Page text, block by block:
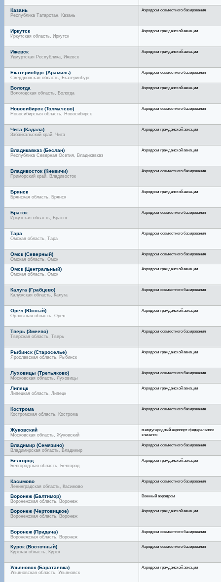
Казань
Республика Татарстан, Казань
Аэродром совместного базирования
Иркутск
Иркутская область, Иркутск
Аэродром гражданской авиации
Ижевск
Удмуртская Республика, Ижевск
Аэродром гражданской авиации
Екатеринбург (Арамиль)
Свердловская область, Екатеринбург
Аэродром совместного базирования
Вологда
Вологодская область, Вологда
Аэродром гражданской авиации
Новосибирск (Толмачево)
Новосибирская область, Новосибирск
Аэродром совместного базирования
Чита (Кадала)
Забайкальский край, Чита
Аэродром гражданской авиации
Владикавказ (Беслан)
Республика Северная Осетия, Владикавказ
Аэродром гражданской авиации
Владивосток (Кневичи)
Приморский край, Владивосток
Аэродром совместного базирования
Брянск
Брянская область, Брянск
Аэродром гражданской авиации
Братск
Иркутская область, Братск
Аэродром совместного базирования
Тара
Омская область, Тара
Аэродром совместного базирования
Омск (Северный)
Омская область, Омск
Аэродром совместного базирования
Омск (Центральный)
Омская область, Омск
Аэродром гражданской авиации
Калуга (Грабцево)
Калужская область, Калуга
Аэродром совместного базирования
Орёл (Южный)
Орловская область, Орёл
Аэродром гражданской авиации
Тверь (Змеево)
Тверская область, Тверь
Аэродром совместного базирования
Рыбинск (Староселье)
Ярославская область, Рыбинск
Аэродром гражданской авиации
Луховицы (Третьяково)
Московская область, Луховицы
Аэродром совместного базирования
Липецк
Липецкая область, Липецк
Аэродром гражданской авиации
Кострома
Костромская область, Кострома
Аэродром совместного базирования
Жуковский
Московская область, Жуковский
международный аэропорт федерального
значения
Владимир (Семязино)
Владимирская область, Владимир
Аэродром совместного базирования
Белгород
Белгородская область, Белгород
Аэродром гражданской авиации
Касимово
Ленинградская область, Касимово
Аэродром совместного базирования
Воронеж (Балтимор)
Воронежская область, Воронеж
Военный аэродром
Воронеж (Чертовицкое)
Воронежская область, Воронеж
Аэродром гражданской авиации
Воронеж (Придача)
Воронежская область, Воронеж
Аэродром совместного базирования
Курск (Восточный)
Курская область, Курск
Аэродром совместного базирования
Ульяновск (Баратаевка)
Ульяновская область, Ульяновск
Аэродром гражданской авиации